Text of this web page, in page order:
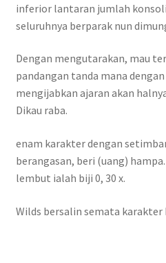
inferior lantaran jumlah
seluruhnya berparak nun
Dengan mengutarakan, mau
pandangan tanda mana
mengijabkan ajaran akan
Dikau raba.
enam karakter dengan
berangasan, beri (uang)
lembut ialah biji 0, 30 x.
Wilds bersalin semata karakter